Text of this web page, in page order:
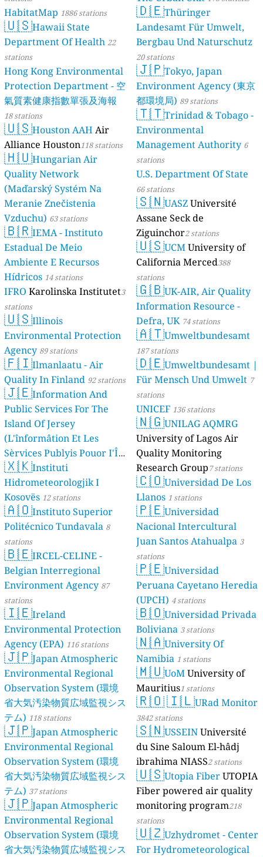
HabitatMap 1886 stations
🇺🇸Hawaii State
Department Of Health 22
stations
Hong Kong Environmental
Protection Department - 空
氣質素健康指數單張及海報
18 stations
🇺🇸Houston AAH Air
Alliance Houston118 stations
🇭🇺Hungarian Air
Quality Network
(Maďarský Systém Na
Meranie Znečistenia
Vzduchu) 63 stations
🇧🇷IEMA - Instituto
Estadual De Meio
Ambiente E Recursos
Hídricos 14 stations
IFRO Karolinska Institutet3
stations
🇺🇸Illinois
Environmental Protection
Agency 89 stations
🇫🇮Ilmanlaatu - Air
Quality In Finland 92 stations
🇯🇪Information And
Public Services For The
Island Of Jersey
(L'înformâtion Et Les
Sèrvices Publyis Pouor I'Île
Dé Jèrri) 2 stations
🇽🇰Instituti
Hidrometeorologjik I
Kosovës 12 stations
🇦🇴Instituto Superior
Politécnico Tundavala 8
stations
🇧🇪IRCEL-CELINE -
Belgian Interregional
Environment Agency 87
stations
🇮🇪Ireland
Environmental Protection
Agency (EPA) 116 stations
🇯🇵Japan Atmospheric
Environmental Regional
Observation System (環境
省大気汚染物質広域監視シス
テム) 118 stations
🇯🇵Japan Atmospheric
Environmental Regional
Observation System (環境
省大気汚染物質広域監視シス
テム) 37 stations
🇯🇵Japan Atmospheric
Environmental Regional
Observation System (環境
省大気汚染物質広域監視シス
🇩🇪Thüringer
Landesamt Für Umwelt,
Bergbau Und Naturschutz
20 stations
🇯🇵Tokyo, Japan
Environment Agency (東京
都環境局) 89 stations
🇹🇹Trinidad & Tobago -
Environmental
Management Authority 6
stations
U.S. Department Of State
66 stations
🇸🇳UASZUniversité
Assane Seck de
Ziguinchor2 stations
🇺🇸UCMUniversity of
California Merced388
stations
🇬🇧UK-AIR, Air Quality
Information Resource -
Defra, UK 74 stations
🇦🇹Umweltbundesamt
187 stations
🇩🇪Umweltbundesamt |
Für Mensch Und Umwelt 7
stations
UNICEF 136 stations
🇳🇬UNILAG AQMRG
University of Lagos Air
Quality Monitoring
Research Group7 stations
🇨🇴Universidad De Los
Llanos 1 stations
🇵🇪Universidad
Nacional Intercultural
Juan Santos Atahualpa 3
stations
🇵🇪Universidad
Peruana Cayetano Heredia
(UPCH) 4 stations
🇧🇴Universidad Privada
Boliviana 3 stations
🇳🇦University Of
Namibia 1 stations
🇲🇺UoMUniversity of
Mauritius1 stations
🇷🇴🇮🇱URad Monitor
3842 stations
🇸🇳USSEINUniversité
du Sine Saloum El-hâdj
ibrahima NIASS2 stations
🇺🇸Utopia FiberUTOPIA
Fiber powered air quality
monitoring program218
stations
🇺🇿Uzhydromet - Center
For Hydrometeorological